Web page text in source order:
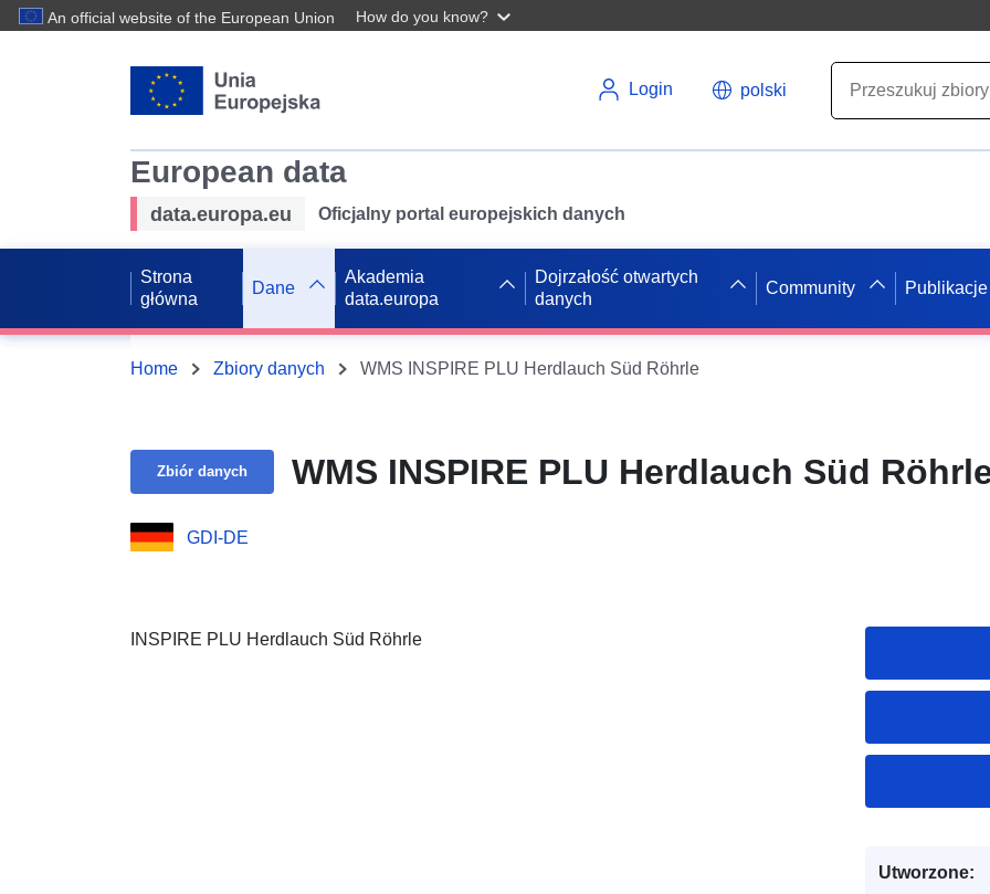
An official website of the European Union How do you know?
Login polski
European data
data.europa.eu Oficjalny portal europejskich danych
Strona
główna
Dane
Akademia
data.europa
Dojrzałość otwartych
danych
Community Publikacje
Home Zbiory danych WMS INSPIRE PLU Herdlauch Süd Röhrle
Zbiór danych WMS INSPIRE PLU Herdlauch Süd
GDI-DE
INSPIRE PLU Herdlauch Süd Röhrle
Utworzone: